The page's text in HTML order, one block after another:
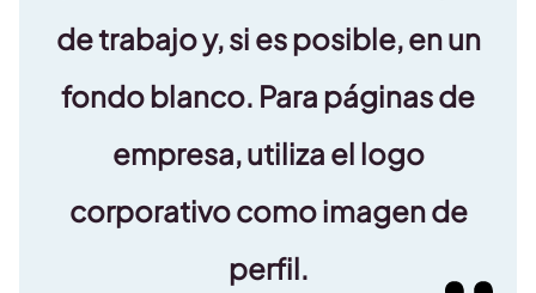
de trabajo y, si es posible, en un
fondo blanco. Para páginas de
empresa, utiliza el logo
corporativo como imagen de
perfil.